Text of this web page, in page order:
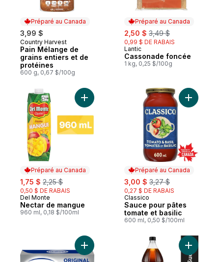
Préparé au Canada
3,99 $
Préparé au Canada
Country Harvest
Pain Mélange de
grains entiers et de
protéines
600 g, 0,67 $/100g
Préparé au Canada
sale:
2,50 $ , formerly:
3,49 $
0,99 $ DE RABAIS
Préparé au Canada
Lantic
Cassonade foncée
1 kg, 0,25 $/100g
Préparé au Canada
sale:
1,75 $ , formerly:
2,25 $
0,50 $ DE RABAIS
Préparé au Canada
Del Monte
Nectar de mangue
960 ml, 0,18 $/100ml
Ajouter Nectar de mangue au panier
Préparé au Canada
sale:
3,00 $ , formerly:
3,27 $
0,27 $ DE RABAIS
Préparé au Canada
Classico
Sauce pour pâtes
tomate et basilic
600 ml, 0,50 $/100ml
Ajouter
Ajouter Fromage à la crème Original en
Ajouter